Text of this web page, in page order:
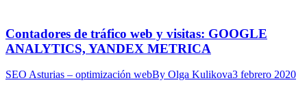
Contadores de tráfico web y visitas: GOOGLE
ANALYTICS, YANDEX METRICA
SEO Asturias – optimización webBy Olga Kulikova3 febrero 2020